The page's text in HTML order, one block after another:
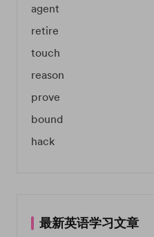
agent
retire
touch
reason
prove
bound
hack
最新英语学习文章